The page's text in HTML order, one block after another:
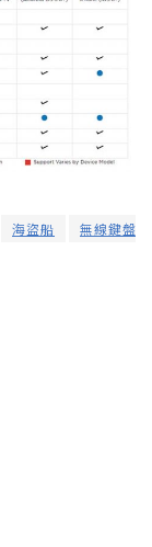
海盜船 無線鍵盤